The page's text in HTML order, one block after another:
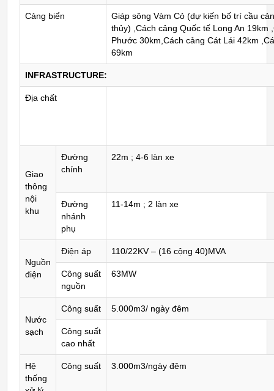
Cảng biển
Giáp sông Vàm Cỏ (dự kiến bố trí cầu
thủy) ,Cách cảng Quốc tế Long An 19km
Phước 30km,Cách cảng Cát Lái 42km
69km
INFRASTRUCTURE:
Địa chất
Giao
thông
nội
khu
Đường
chính
22m ; 4-6 làn xe
Đường
nhánh
phụ
11-14m ; 2 làn xe
Nguồn
điện
Điện áp 110/22KV – (16 cộng 40)MVA
Công suất
nguồn
63MW
Nước
sạch
Công suất 5.000m3/ ngày đêm
Công suất
cao nhất
Hệ
thống
Công suất 3.000m3/ngày đêm